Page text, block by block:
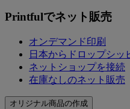
Printfulでネット販売
オンデマンド印刷
日本からドロップシッ
ネットショップを接続
在庫なしのネット販売
オリジナル商品の作成